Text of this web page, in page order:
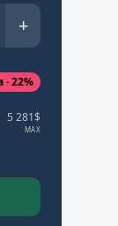
+
· 22%
5 281$
MAX